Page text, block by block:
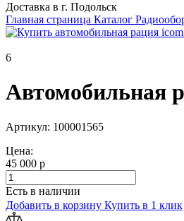
Доставка в г. Подольск
Главная страница Каталог
6
Автомобильная
Артикул: 100001565
Цена:
45 000 р
Есть в наличии
Добавить в корзину Купить в 1 клик